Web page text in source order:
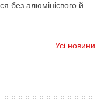
без алюмінієвого й
Усі новини